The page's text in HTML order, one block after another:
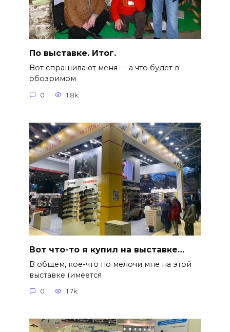
По выставке. Итог.
Вот спрашивают меня — а что будет в
обозримом
0 1.8k.
Вот что-то я купил на выставке…
В общем, кое-что по мелочи мне на этой
выставке (имеется
0 1.7k.